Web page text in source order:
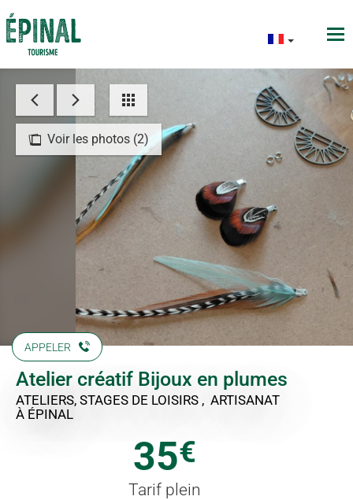
Voir les photos (2)
APPELER
Atelier créatif Bijoux en plumes
ATELIERS, STAGES DE LOISIRS , ARTISANAT
À ÉPINAL
35€
Tarif plein